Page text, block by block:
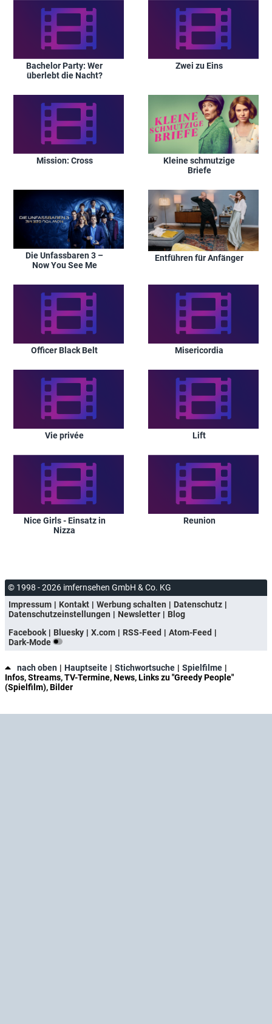
Bachelor Party: Wer
überlebt die Nacht?
Zwei zu Eins
Mission: Cross
Kleine schmutzige
Briefe
Die Unfassbaren 3 –
Now You See Me
Entführen für Anfänger
Officer Black Belt Misericordia
Vie privée Lift
Nice Girls - Einsatz in
Nizza
Reunion
© 1998 - 2026 imfernsehen GmbH & Co. KG
Impressum
Kontakt Werbung schalten
Datenschutz
Datenschutzeinstellungen
Newsletter
Blog
Facebook
Bluesky X.com RSS-Feed
Atom-Feed
Dark-Mode
nach oben Hauptseite Stichwortsuche
Spielfilme
Infos, Streams, TV-Termine, News, Links zu "Greedy People"
(Spielfilm), Bilder